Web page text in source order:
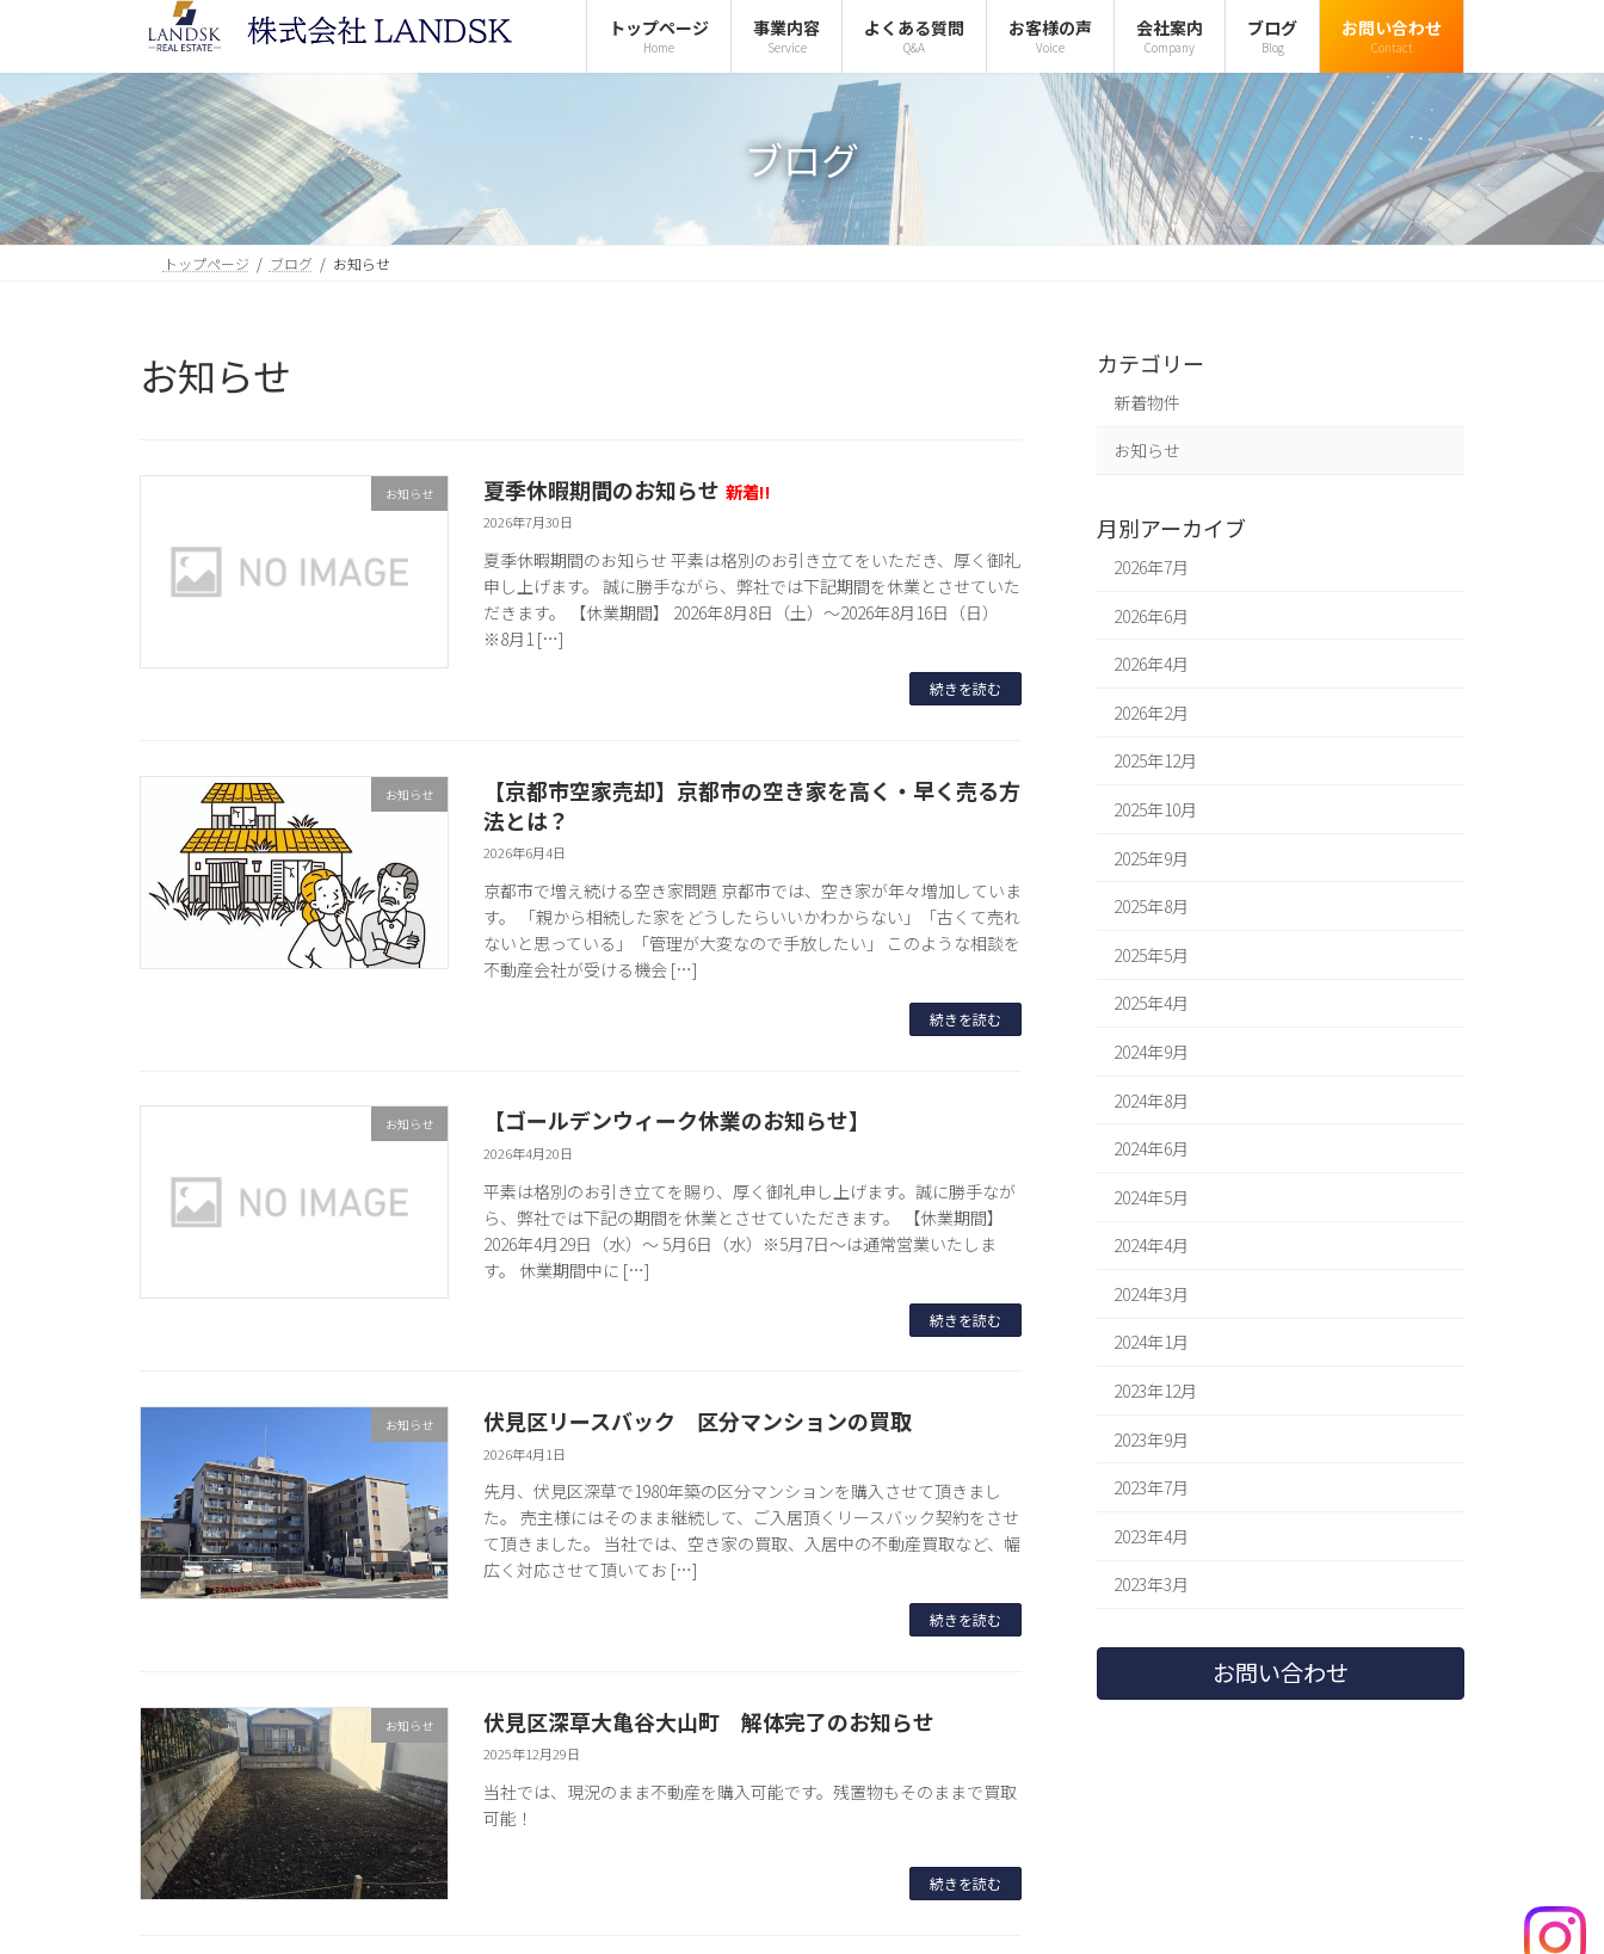
テ
ン
ツ
へ
ス
キ
ッ
ゲ
ー
シ
ョ
ン
に
移
トップページ
Home
事業内容
Service
よくある質問
Q&A
お客様の声
Voice
会社案内
Company
ブログ
Blog
お問い合わせ
Contact
ブログ
トップページ ブログ お知らせ
お知らせ
お知らせ 夏季休暇期間のお知らせ 新着!!
2026年7月30日
夏季休暇期間のお知らせ 平素は格別のお引き立てをいただき、厚く御礼
申し上げます。 誠に勝手ながら、弊社では下記期間を休業とさせていた
だきます。 【休業期間】 2026年8月8日（土）～2026年8月16日（日）
※8月1 […]
続きを読む
お知らせ
【京都市空家売却】京都市の空き家を高く・早く売る方
法とは？
2026年6月4日
京都市で増え続ける空き家問題 京都市では、空き家が年々増加していま
す。 「親から相続した家をどうしたらいいかわからない」「古くて売れ
ないと思っている」「管理が大変なので手放したい」 このような相談を
不動産会社が受ける機会 […]
続きを読む
お知らせ 【ゴールデンウィーク休業のお知らせ】
2026年4月20日
平素は格別のお引き立てを賜り、厚く御礼申し上げます。誠に勝手なが
ら、弊社では下記の期間を休業とさせていただきます。 【休業期間】
2026年4月29日（水）～ 5月6日（水）※5月7日～は通常営業いたしま
す。 休業期間中に […]
続きを読む
お知らせ 伏見区リースバック 区分マンションの買取
2026年4月1日
先月、伏見区深草で1980年築の区分マンションを購入させて頂きまし
た。 売主様にはそのまま継続して、ご入居頂くリースバック契約をさせ
て頂きました。 当社では、空き家の買取、入居中の不動産買取など、幅
広く対応させて頂いてお […]
続きを読む
お知らせ 伏見区深草大亀谷大山町 解体完了のお知らせ
2025年12月29日
当社では、現況のまま不動産を購入可能です。残置物もそのままで買取
可能！
続きを読む
カテゴリー
新着物件
お知らせ
月別アーカイブ
2026年7月
2026年6月
2026年4月
2026年2月
2025年12月
2025年10月
2025年9月
2025年8月
2025年5月
2025年4月
2024年9月
2024年8月
2024年6月
2024年5月
2024年4月
2024年3月
2024年1月
2023年12月
2023年9月
2023年7月
2023年4月
2023年3月
お問い合わせ